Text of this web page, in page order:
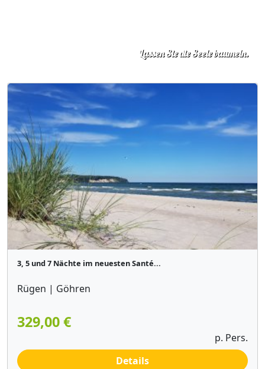
Lassen Sie die Seele baumeln.
3, 5 und 7 Nächte im neuesten Santé...
Rügen | Göhren
329,00 €
p. Pers.
Details